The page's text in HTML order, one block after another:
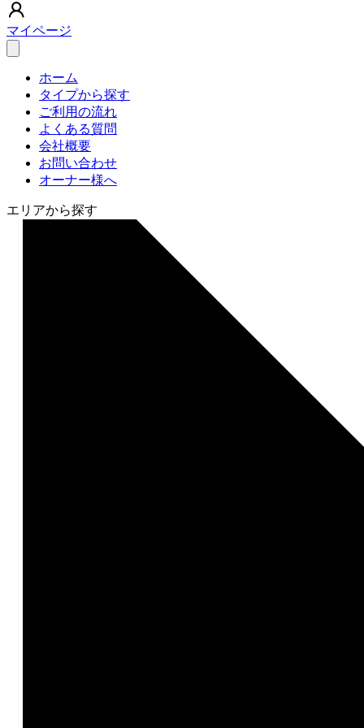
マイページ
ホーム
タイプから探す
ご利用の流れ
よくある質問
会社概要
お問い合わせ
オーナー様へ
エリアから探す